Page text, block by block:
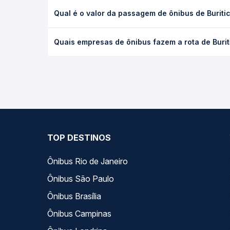
leito) e as condições de tráfego. Na Quero
Qual é o valor da passagem de ônibus de
antecedência da compra. Na Quero Passagem
Quais empresas de ônibus fazem a rota de
TOP DESTINOS
Ônibus Rio de Janeiro
Ônibus São Paulo
Ônibus Brasília
Ônibus Campinas